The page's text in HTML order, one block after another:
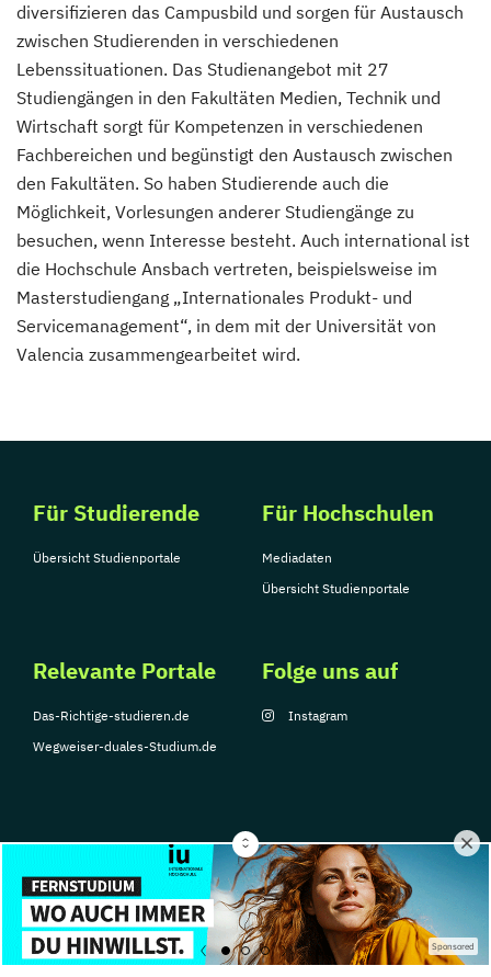
Sponsored
diversifizieren das Campusbild und sorgen für Austausch
zwischen Studierenden in verschiedenen
Lebenssituationen. Das Studienangebot mit 27
Studiengängen in den Fakultäten Medien, Technik und
Wirtschaft sorgt für Kompetenzen in verschiedenen
Fachbereichen und begünstigt den Austausch zwischen
den Fakultäten. So haben Studierende auch die
Möglichkeit, Vorlesungen anderer Studiengänge zu
besuchen, wenn Interesse besteht. Auch international ist
die Hochschule Ansbach vertreten, beispielsweise im
Masterstudiengang „Internationales Produkt- und
Servicemanagement“, in dem mit der Universität von
Valencia zusammengearbeitet wird.
Für Studierende
Übersicht Studienportale
Für Hochschulen
Mediadaten
Übersicht Studienportale
Relevante Portale
Das-Richtige-studieren.de
Wegweiser-duales-Studium.de
Folge uns auf
Instagram
© Copyright 2026, TarGroup Media GmbH
Impressum
Über
uns
Datenschutzerklärung Nutzungsbedingungen